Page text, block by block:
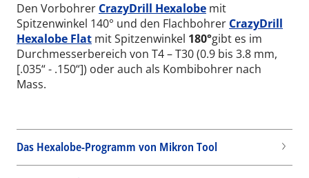
Den Vorbohrer CrazyDrill Hexalobe mit
Spitzenwinkel 140° und den Flachbohrer CrazyDrill
Hexalobe Flat mit Spitzenwinkel 180°gibt es im
Durchmesserbereich von T4 – T30 (0.9 bis 3.8 mm,
[.035“ - .150“]) oder auch als Kombibohrer nach
Mass.
Das Hexalobe-Programm von Mikron Tool